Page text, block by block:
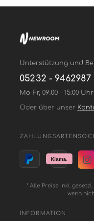
Unterstützung und
05232 - 9462987
Mo-Fr, 09:00 - 15:00 Uhr
Oder über unser
ZAHLUNGSARTEN
* Alle Preise inkl.
wenn
INFORMATION